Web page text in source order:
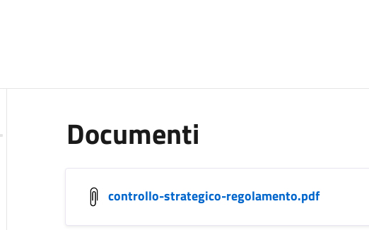
Documenti
controllo-strategico-regolamento.pdf